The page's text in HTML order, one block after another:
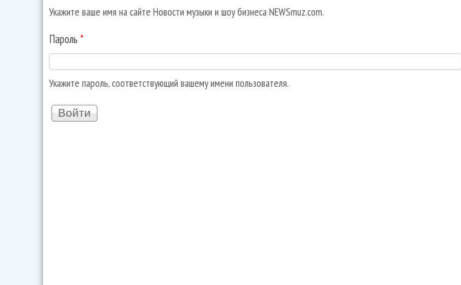
Укажите ваше имя на сайте Новости музыки и шоу бизнеса NEWSmuz.com.
Пароль *
Укажите пароль, соответствующий вашему имени пользователя.